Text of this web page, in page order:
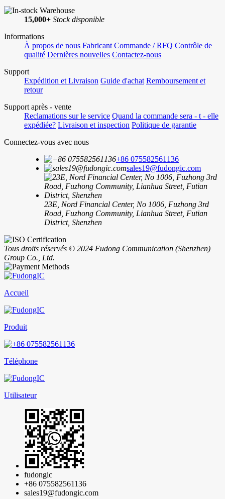
15,000+ Stock disponible
Informations
À propos de nous Fabricant Commande / RFQ Contrôle de
qualité Dernières nouvelles Contactez-nous
Support
Expédition et Livraison Guide d'achat Remboursement et
retour
Support après - vente
Reclamations sur le service Quand la commande sera - t - elle
expédiée? Livraison et inspection Politique de garantie
Connectez-vous avec nous
+86 075582561136
sales19@fudongic.com
23E, Nord Financial Center, No 1006, Fuzhong 3rd
Road, Fuzhong Community, Lianhua Street, Futian
District, Shenzhen
Tous droits réservés © 2024 Fudong Communication (Shenzhen)
Group Co., Ltd.
Accueil
Produit
Téléphone
Utilisateur
fudongic
+86 075582561136
sales19@fudongic.com